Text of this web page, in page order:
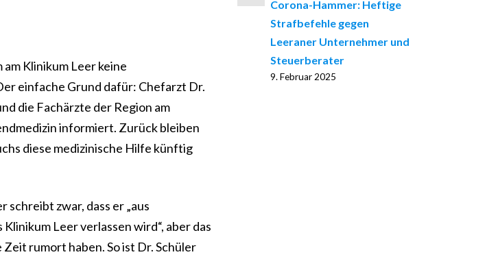
Klinikum Leer keine
einfache Grund dafür: Chefarzt Dr.
die Fachärzte der Region am
informiert. Zurück bleiben
diese medizinische Hilfe künftig
zwar, dass er „aus
Leer verlassen wird“, aber das
rumort haben. So ist Dr. Schüler
Corona-Hammer: Heftige
Strafbefehle gegen
Leeraner Unternehmer und
Steuerberater
9. Februar 2025